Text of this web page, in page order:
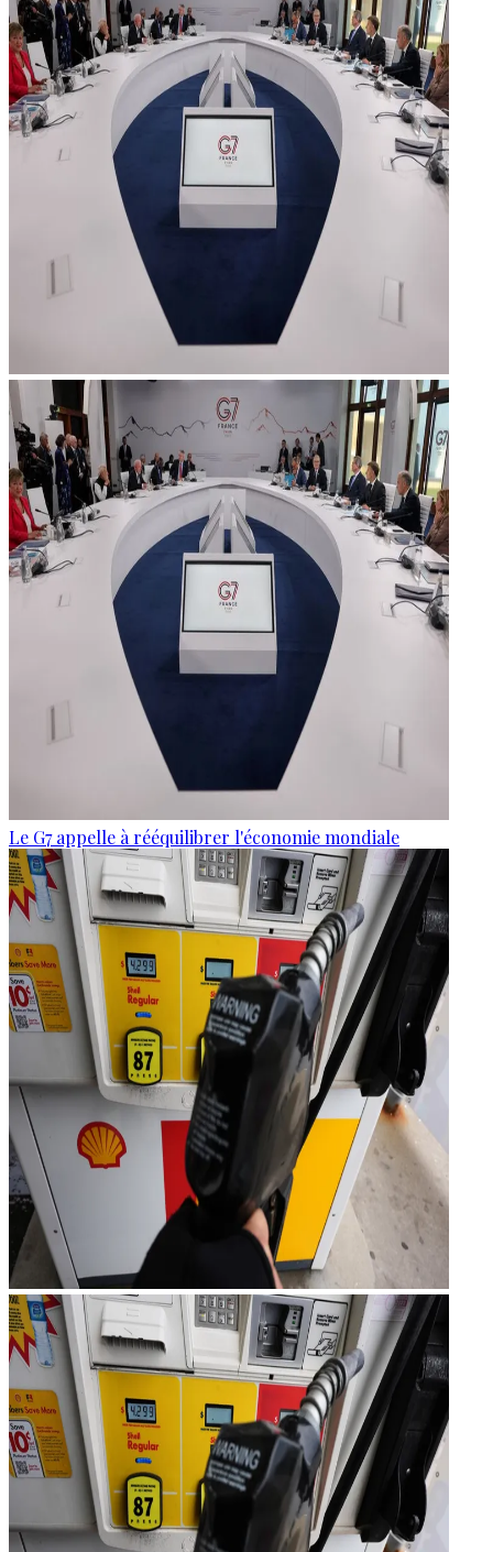
Le G7 appelle à rééquilibrer l'économie mondiale